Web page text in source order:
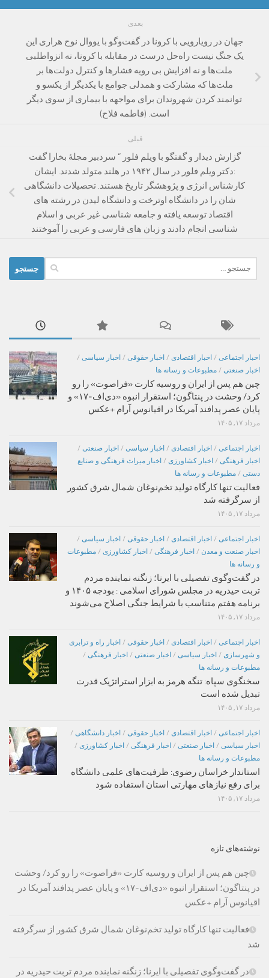
بعدی
جهان در رویارویی با کرونا در گفت‌وگو با یووال نوح هراری این
یک جنگ نیست راه‌حل درست در مقابله با کرونا، نه انزواطلبی
ملت‌ها و نه افزایش بی رویه فشارها و کنترل دولت‌ها بر
ملت‌ها که مشارکت و همدلی جوامع با یکدیگر از یکسو و
توانمند کردن شهروندان برای مواجهه با بیماری از سوی دیگر
است. (فاطمه فلاح)
قبلی
گزارش دیدار و گفتگو با ویلم فلور “ سردبیر مجلۀ بخارا گفت
:دکتر ویلم فلور در سال ۱۹۴۲ در هلند متولد شدند. ایشان
کارشناس انرژی و پژوهشگر تاریخ هستند. تحصیلات دانشگاهی
شان را در دانشگاه اوترخت و دانشگاه لیدن در رشته های
اقتصاد توسعه یافته و جامعه شناسی غیر عربی و اسلام
شناسی انجام دادند و زبان های فارسی و عربی را آموختند
برای:
اخبار اجتماعی / اخبار اقتصادی / اخبار حقوقی / اخبار سیاسی /
اخبار صنعتی / مطبوعات و رسانه ها
چین هم پس از ایران و روسیه کارت «فراصوت» را رو
کرد/ وحشت در پنتاگون؛ استقرار انبوه «دی‌اف‑۱۷» و
پایان عصر پدافند آمریکا در اقیانوس آرام +عکس
مرداد ۱۷, ۱۴۰۵
اخبار اجتماعی / اخبار اقتصادی / اخبار سیاسی / اخبار صنعتی /
اخبار فرهنگی / اخبار کشاورزی / اخبار میراث فرهنگی و صنایع
دستی / مطبوعات و رسانه ها
فعالیت تنها کارگاه تولید تخم‌نوغان شمال شرق کشور
از سرگرفته شد
مرداد ۱۷, ۱۴۰۵
اخبار اجتماعی / اخبار اقتصادی / اخبار حقوقی / اخبار سیاسی /
اخبار صنعت و معدن / اخبار فرهنگی / اخبار کشاورزی / مطبوعات
و رسانه ها
در گفت‌وگوی تفصیلی با ایرنا؛ زنگنه نماینده مردم
تربت حیدریه در مجلس شورای اسلامی : بودجه ۱۴۰۵ و
برنامه هفتم متناسب با شرایط جنگی اصلاح می‌شوند
مرداد ۱۷, ۱۴۰۵
اخبار اجتماعی / اخبار اقتصادی / اخبار حقوقی / اخبار راه و ترابری
و شهرسازی / اخبار سیاسی / اخبار صنعتی / اخبار فرهنگی /
مطبوعات و رسانه ها
سخنگوی سپاه: تنگه هرمز به ابزار استراتژیک قدرت
تبدیل شده است
مرداد ۱۷, ۱۴۰۵
اخبار اجتماعی / اخبار اقتصادی / اخبار حقوقی / اخبار دانشگاهی /
اخبار سیاسی / اخبار صنعتی / اخبار فرهنگی / اخبار کشاورزی /
مطبوعات و رسانه ها
استاندار خراسان رضوی: ظرفیت‌های علمی دانشگاه
برای رفع نیازهای مهارتی استان استفاده شود
مرداد ۱۷, ۱۴۰۵
نوشته‌های تازه
چین هم پس از ایران و روسیه کارت «فراصوت» را رو کرد/ وحشت
در پنتاگون؛ استقرار انبوه «دی‌اف‑۱۷» و پایان عصر پدافند آمریکا در
اقیانوس آرام +عکس
فعالیت تنها کارگاه تولید تخم‌نوغان شمال شرق کشور از سرگرفته
شد
در گفت‌وگوی تفصیلی با ایرنا؛ زنگنه نماینده مردم تربت حیدریه در